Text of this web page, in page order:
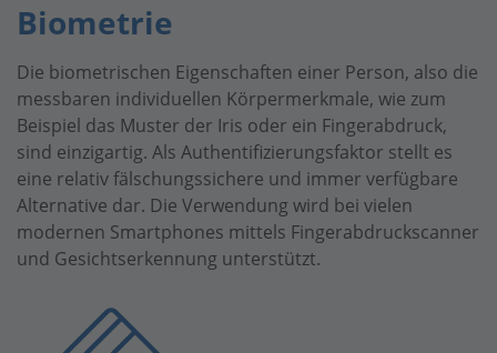
Biometrie
Die biometrischen Eigenschaften einer Person, also die
messbaren individuellen Körpermerkmale, wie zum
Beispiel das Muster der Iris oder ein Fingerabdruck,
sind einzigartig. Als Authentifizierungsfaktor stellt es
eine relativ fälschungssichere und immer verfügbare
Alternative dar. Die Verwendung wird bei vielen
modernen Smartphones mittels Fingerabdruckscanner
und Gesichtserkennung unterstützt.